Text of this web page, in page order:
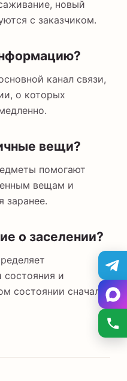
новый
с заказчиком.
канал связи,
о которых
вещи?
помогают
вещам и
заранее.
о заселении?
состояния и
состоянии сначала